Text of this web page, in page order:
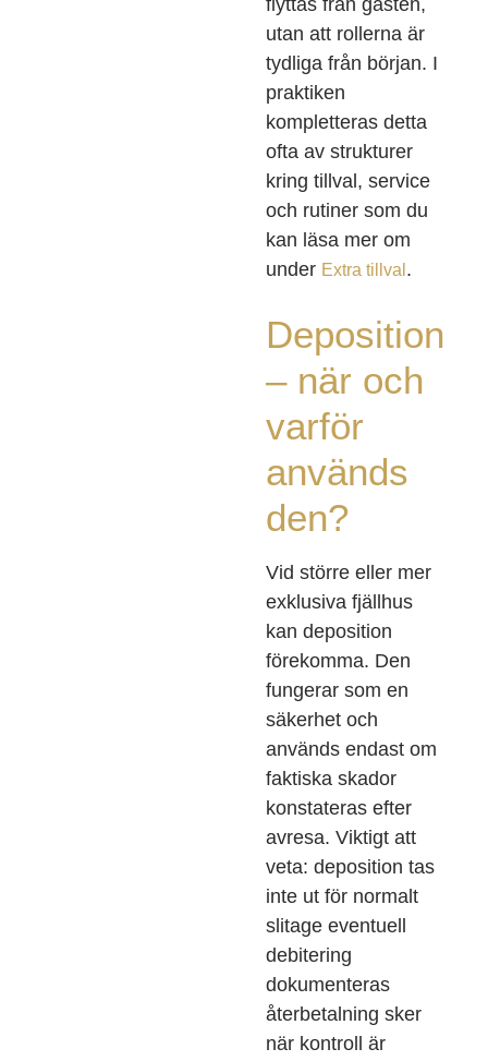
flyttas från gästen,
utan att rollerna är
tydliga från början. I
praktiken
kompletteras detta
ofta av strukturer
kring tillval, service
och rutiner som du
kan läsa mer om
under Extra tillval .
Deposition
– när och
varför
används
den?
Vid större eller mer
exklusiva fjällhus
kan deposition
förekomma. Den
fungerar som en
säkerhet och
används endast om
faktiska skador
konstateras efter
avresa. Viktigt att
veta: deposition tas
inte ut för normalt
slitage eventuell
debitering
dokumenteras
återbetalning sker
när kontroll är